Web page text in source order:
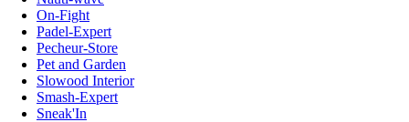
On-Fight
Padel-Expert
Pecheur-Store
Pet and Garden
Slowood Interior
Smash-Expert
Sneak'In